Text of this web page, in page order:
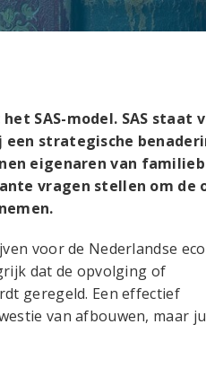
SAS-model. SAS staat
strategische
eigenaren van
vragen stellen om
voor de Nederlandse
dat de opvolging of
geregeld. Een effectief
van afbouwen, maar